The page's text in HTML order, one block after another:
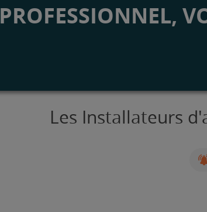
PROFESSIONNEL,
Les Installateurs